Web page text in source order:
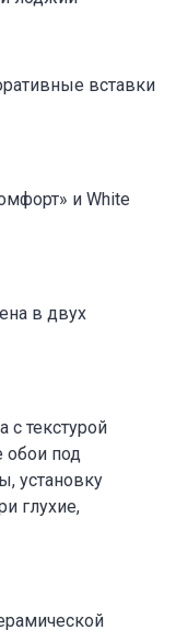
вставки
и White
в двух
с текстурой
обои под
установку
глухие,